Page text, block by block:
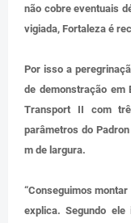
não cobre eventuais
vigiada, Fortaleza é
Por isso a
de demonstração em
Transport II com
parâmetros do
m de largura.
“Conseguimos
explica. Segundo